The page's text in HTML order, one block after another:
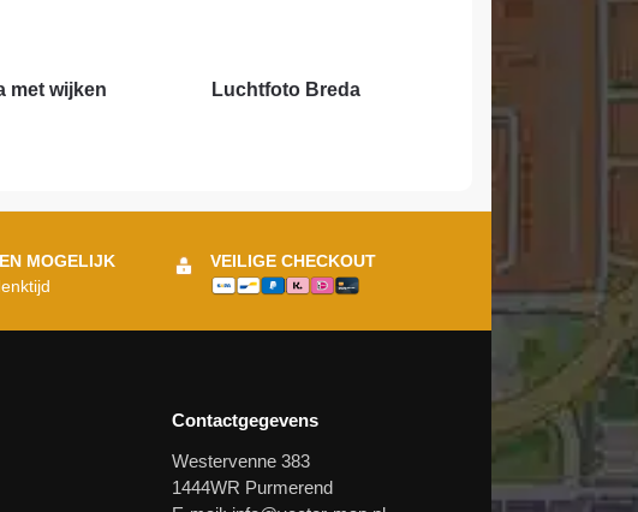
met wijken Luchtfoto Breda
MOGELIJK
VEILIGE CHECKOUT
Contactgegevens
Westervenne 383
1444WR Purmerend